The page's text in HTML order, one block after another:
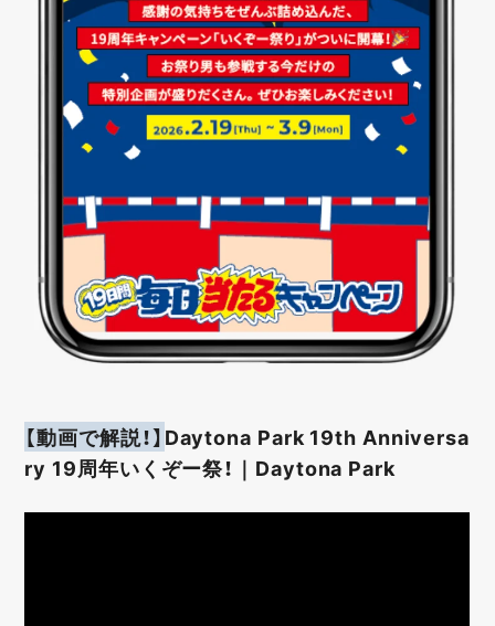
【動画で解説！】Daytona Park 19th Anniversa
ry 19周年いくぞー祭！｜Daytona Park